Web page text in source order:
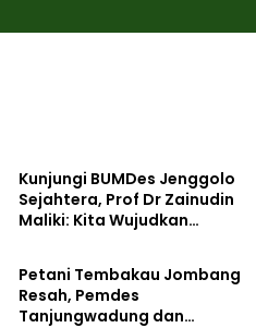
Kunjungi BUMDes Jenggolo
Sejahtera, Prof Dr Zainudin
Maliki: Kita Wujudkan
dengan Potensi Desa
Petani Tembakau Jombang
Resah, Pemdes
Tanjungwadung dan